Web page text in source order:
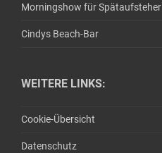
Morningshow für Spätaufsteher
Cindys Beach-Bar
WEITERE LINKS:
Cookie-Übersicht
Datenschutz